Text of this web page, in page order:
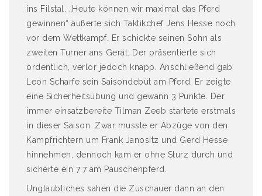
ins Filstal. „Heute können wir maximal das Pferd
gewinnen“ äußerte sich Taktikchef Jens Hesse noch
vor dem Wettkampf. Er schickte seinen Sohn als
zweiten Turner ans Gerät. Der präsentierte sich
ordentlich, verlor jedoch knapp. Anschließend gab
Leon Scharfe sein Saisondebüt am Pferd. Er zeigte
eine Sicherheitsübung und gewann 3 Punkte. Der
immer einsatzbereite Tilman Zeeb startete erstmals
in dieser Saison. Zwar musste er Abzüge von den
Kampfrichtern um Frank Janositz und Gerd Hesse
hinnehmen, dennoch kam er ohne Sturz durch und
sicherte ein 7:7 am Pauschenpferd.
Unglaubliches sahen die Zuschauer dann an den